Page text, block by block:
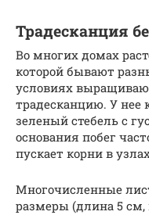
Традесканция
Во многих домах
которой бывают
условиях
традесканцию. У
зеленый стебель с
основания побег
пускает корни в
Многочисленные
размеры (длина 5